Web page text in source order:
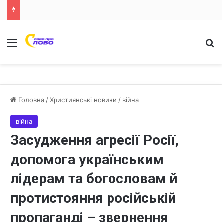
Меню
Головна /Християнські новини / війна
війна
Засудження агресії Росії,
допомога українським
лідерам та богословам й
протистояння російській
пропаганді – звернення